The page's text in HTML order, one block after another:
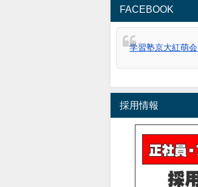
FACEBOOK
学習塾京大紅萌会
採用情報